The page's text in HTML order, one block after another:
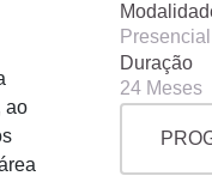
ao
Presencial
Duração
24 Meses